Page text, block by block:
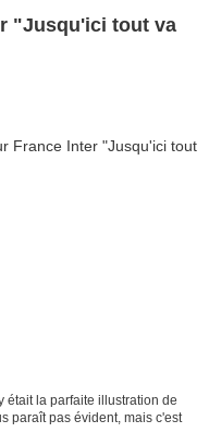
"Jusqu'ici tout va
était la parfaite illustration de
paraît pas évident, mais c'est